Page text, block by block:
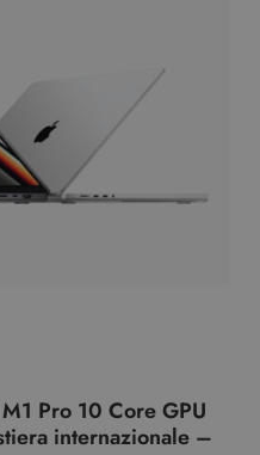
Pro 10 Core GPU
internazionale –